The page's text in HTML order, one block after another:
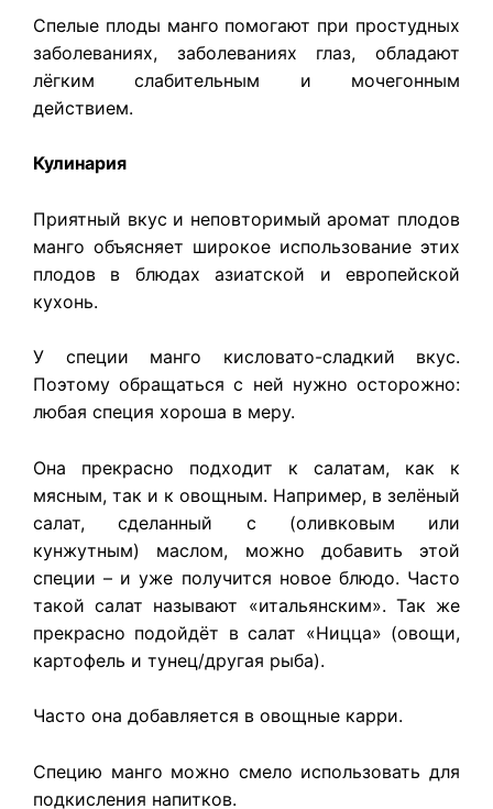
Спелые плоды манго помогают при простудных
заболеваниях, заболеваниях глаз, обладают
лёгким слабительным и мочегонным
действием.
Кулинария
Приятный вкус и неповторимый аромат плодов
манго объясняет широкое использование этих
плодов в блюдах азиатской и европейской
кухонь.
У специи манго кисловато-сладкий вкус.
Поэтому обращаться с ней нужно осторожно:
любая специя хороша в меру.
Она прекрасно подходит к салатам, как к
мясным, так и к овощным. Например, в зелёный
салат, сделанный с (оливковым или
кунжутным) маслом, можно добавить этой
специи – и уже получится новое блюдо. Часто
такой салат называют «итальянским». Так же
прекрасно подойдёт в салат «Ницца» (овощи,
картофель и тунец/другая рыба).
Часто она добавляется в овощные карри.
Специю манго можно смело использовать для
подкисления напитков.